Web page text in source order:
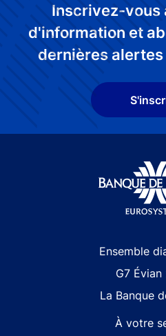
Inscrivez-vous
d'information et
dernières
Ensemble
G7
La Banque
À votre